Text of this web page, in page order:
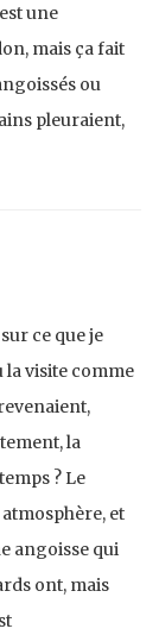
une
mais ça fait
ou
pleuraient,
ce que je
la visite comme
la
? Le
et
angoisse qui
ont, mais